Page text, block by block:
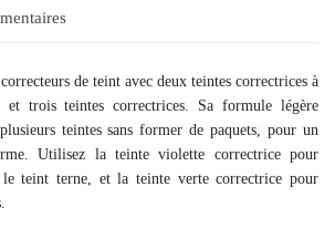
de teint avec deux teintes correctrices à
trois teintes correctrices. Sa formule légère
teintes sans former de paquets, pour un
Utilisez la teinte violette correctrice pour
teint terne, et la teinte verte correctrice pour